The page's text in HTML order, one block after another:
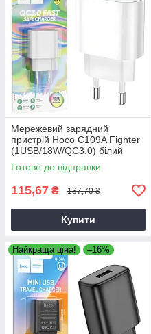
Мережевий зарядний
пристрій Hoco C109A Fighter
(1USB/18W/QC3.0) білий
Готово до відправки
115,67 ₴ 137,70 ₴
Купити
Найкраща ціна! –16%